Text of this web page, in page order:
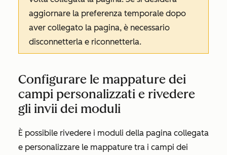
aggiornare la preferenza temporale dopo
aver collegato la pagina, è necessario
disconnetterla e riconnetterla.
Configurare le mappature dei
campi personalizzati e rivedere
gli invii dei moduli
È possibile rivedere i moduli della pagina collegata
e personalizzare le mappature tra i campi dei